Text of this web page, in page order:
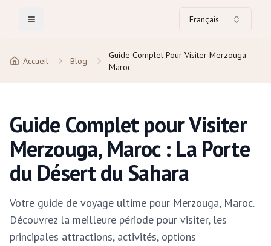
Toggle Menu Français
Accueil Blog
Guide Complet Pour Visiter Merzouga
Maroc
Guide Complet pour Visiter
Merzouga, Maroc : La Porte
du Désert du Sahara
Votre guide de voyage ultime pour Merzouga, Maroc.
Découvrez la meilleure période pour visiter, les
principales attractions, activités, options